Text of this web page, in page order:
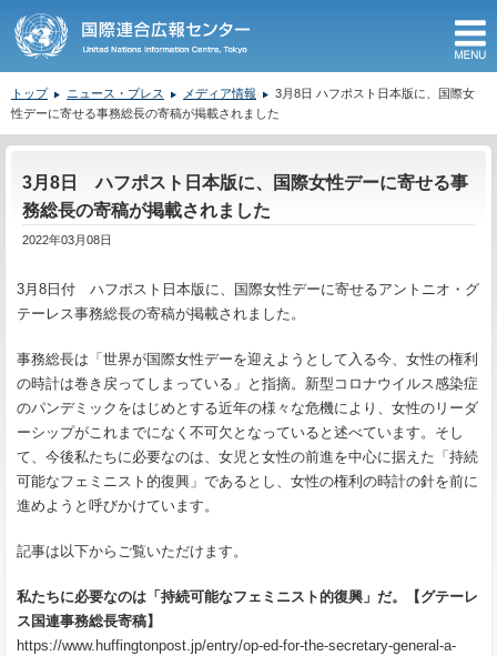
トップ ニュース・プレス メディア情報
3月8日 ハフポスト日本版に、国際女
性デーに寄せる事務総長の寄稿が掲載されました
3月8日 ハフポスト日本版に、国際女性デーに寄せる事
務総長の寄稿が掲載されました
2022年03月08日
3月8日付 ハフポスト日本版に、国際女性デーに寄せるアントニオ・グ
テーレス事務総長の寄稿が掲載されました。
事務総長は「世界が国際女性デーを迎えようとして入る今、女性の権利
の時計は巻き戻ってしまっている」と指摘。新型コロナウイルス感染症
のパンデミックをはじめとする近年の様々な危機により、女性のリーダ
ーシップがこれまでになく不可欠となっていると述べています。そし
て、今後私たちに必要なのは、女児と女性の前進を中心に据えた「持続
可能なフェミニスト的復興」であるとし、女性の権利の時計の針を前に
進めようと呼びかけています。
記事は以下からご覧いただけます。
私たちに必要なのは「持続可能なフェミニスト的復興」だ。【グテーレ
ス国連事務総長寄稿】
https://www.huffingtonpost.jp/entry/op-ed-for-the-secretary-general-a-